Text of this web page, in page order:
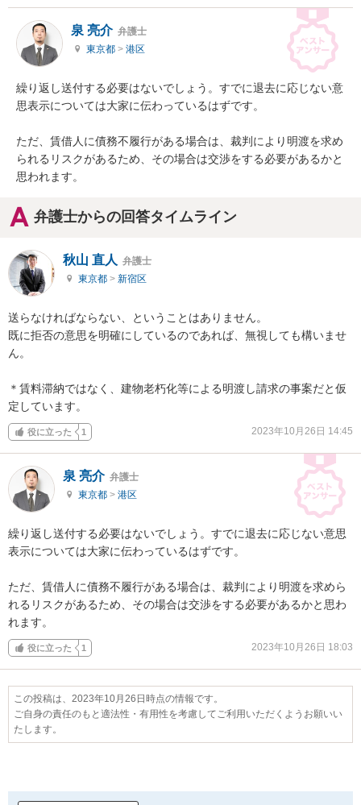
泉 亮介 弁護士
東京都 > 港区
繰り返し送付する必要はないでしょう。すでに退去に応じない意
思表示については大家に伝わっているはずです。
ただ、賃借人に債務不履行がある場合は、裁判により明渡を求め
られるリスクがあるため、その場合は交渉をする必要があるかと
思われます。
弁護士からの回答タイムライン
秋山 直人 弁護士
東京都 > 新宿区
送らなければならない、ということはありません。
既に拒否の意思を明確にしているのであれば、無視しても構いませ
ん。
＊賃料滞納ではなく、建物老朽化等による明渡し請求の事案だと仮
定しています。
役に立った 1 2023年10月26日 14:45
泉 亮介 弁護士
東京都 > 港区
繰り返し送付する必要はないでしょう。すでに退去に応じない意思
表示については大家に伝わっているはずです。
ただ、賃借人に債務不履行がある場合は、裁判により明渡を求めら
れるリスクがあるため、その場合は交渉をする必要があるかと思わ
れます。
役に立った 1 2023年10月26日 18:03
この投稿は、2023年10月26日時点の情報です。
ご自身の責任のもと適法性・有用性を考慮してご利用いただくようお願いい
たします。